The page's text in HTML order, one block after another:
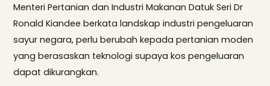
Menteri Pertanian dan Industri Makanan Datuk Seri Dr
Ronald Kiandee berkata landskap industri pengeluaran
sayur negara, perlu berubah kepada pertanian moden
yang berasaskan teknologi supaya kos pengeluaran
dapat dikurangkan.